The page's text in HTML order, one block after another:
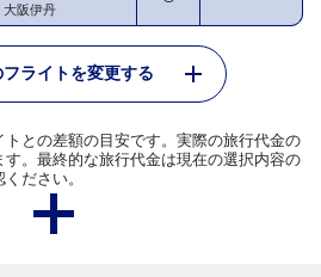
大阪伊丹
フライトを変更する
との差額の目安です。実際の旅行代金の
。最終的な旅行代金は現在の選択内容の
ださい。